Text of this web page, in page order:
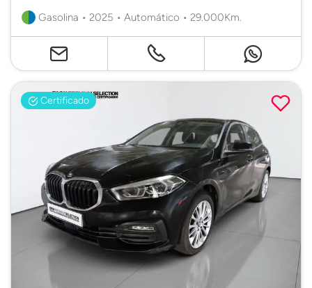
Gasolina • 2025 • Automático • 29.000Km.
Certificado